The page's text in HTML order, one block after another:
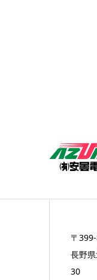
〒
長野
30